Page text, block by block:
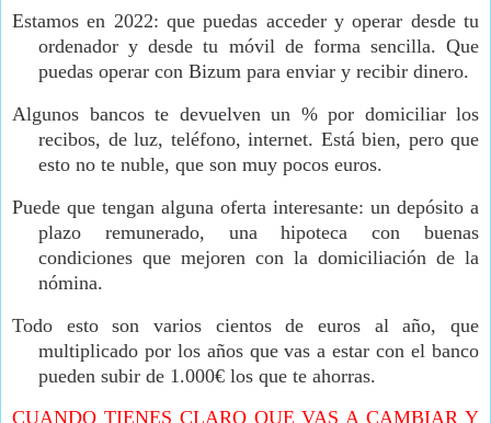
Estamos en 2022: que puedas acceder y operar desde tu
ordenador y desde tu móvil de forma sencilla. Que
puedas operar con Bizum para enviar y recibir dinero.
Algunos bancos te devuelven un % por domiciliar los
recibos, de luz, teléfono, internet. Está bien, pero que
esto no te nuble, que son muy pocos euros.
Puede que tengan alguna oferta interesante: un depósito a
plazo remunerado, una hipoteca con buenas
condiciones que mejoren con la domiciliación de la
nómina.
Todo esto son varios cientos de euros al año, que
multiplicado por los años que vas a estar con el banco
pueden subir de 1.000€ los que te ahorras.
CUANDO TIENES CLARO QUE VAS A CAMBIAR Y